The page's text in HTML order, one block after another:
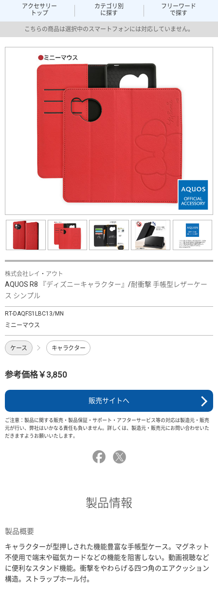
アクセサリー
トップ
カテゴリ別
に探す
フリーワード
で探す
こちらの商品は選択中のスマートフォンには対応していません。
株式会社レイ・アウト
AQUOS R8 『ディズニーキャラクター』/耐衝撃 手帳型レザーケー
ス シンプル
RT-DAQFS1LBC13/MN
ミニーマウス
ケース キャラクター
参考価格￥3,850
販売サイトへ
ご注意：製品に関する販売・製品保証・サポート・アフターサービス等の対応は製造元・販売
元が行い、弊社はいかなる責任も負いません。詳しくは、製造元・販売元にお問い合わせいた
だきますようお願いいたします。
製品情報
製品概要
キャラクターが型押しされた機能豊富な手帳型ケース。マグネット
不使用で端末や磁気カードなどの機能を阻害しない。動画視聴など
に便利なスタンド機能。衝撃をやわらげる四つ角のエアクッション
構造。ストラップホール付。